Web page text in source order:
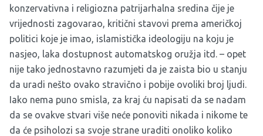
konzervativna i religiozna patrijarhalna sredina čije je
vrijednosti zagovarao, kritični stavovi prema američkoj
politici koje je imao, islamistička ideologiju na koju je
nasjeo, laka dostupnost automatskog oružja itd. – opet
nije tako jednostavno razumjeti da je zaista bio u stanju
da uradi nešto ovako stravično i pobije ovoliki broj ljudi.
Iako nema puno smisla, za kraj ću napisati da se nadam
da se ovakve stvari više neće ponoviti nikada i nikome te
da će psiholozi sa svoje strane uraditi onoliko koliko